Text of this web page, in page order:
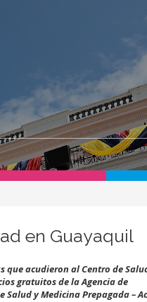
en Guayaquil
que acudieron al Centro de
gratuitos de la Agencia de
y Medicina Prepagada –